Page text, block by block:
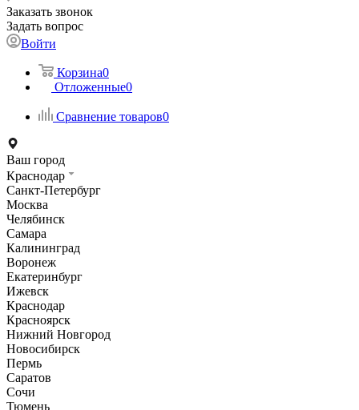
Заказать звонок
Задать вопрос
Войти
Корзина0
Отложенные0
Сравнение товаров0
Ваш город
Краснодар
Санкт-Петербург
Москва
Челябинск
Самара
Калининград
Воронеж
Екатеринбург
Ижевск
Краснодар
Красноярск
Нижний Новгород
Новосибирск
Пермь
Саратов
Сочи
Тюмень